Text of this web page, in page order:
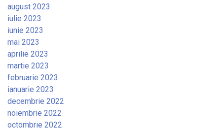
august 2023
iulie 2023
iunie 2023
mai 2023
aprilie 2023
martie 2023
februarie 2023
ianuarie 2023
decembrie 2022
noiembrie 2022
octombrie 2022